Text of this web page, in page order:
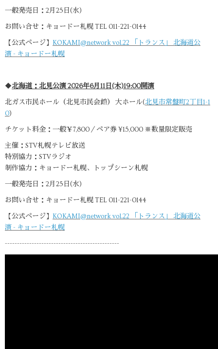
一般発売日：2月25日(水)
お問い合せ：キョードー札幌 TEL 011-221-0144
【公式ページ】 KOKAMI@network vol.22 「トランス」 北海道公
演 - キョードー札幌
◆北海道：北見公演 2026年6月11日(木)19:00開演
北ガス市民ホール（北見市民会館） 大ホール(北見市常盤町2丁目1-1
0)
チケット料金：一般￥7,800／ペア券 ¥15,000 ※数量限定販売
主催：STV札幌テレビ放送
特別協力：STVラジオ
制作協力：キョードー札幌、トップシーン札幌
一般発売日：2月25日(水)
お問い合せ：キョードー札幌 TEL 011-221-0144
【公式ページ】 KOKAMI@network vol.22 「トランス」 北海道公
演 - キョードー札幌
-----------------------------------------------